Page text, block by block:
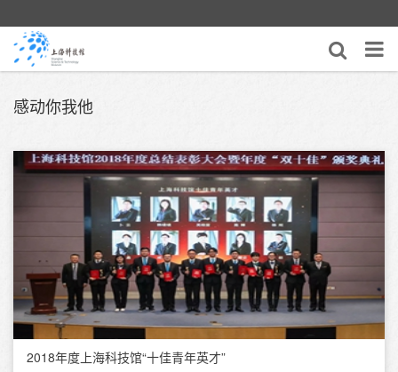
感动你我他
2018年度上海科技馆“十佳青年英才”